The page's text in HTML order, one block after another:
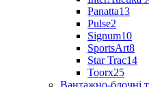
Panatta13
Pulse2
Signum10
SportsArt8
Star Trac14
Toorx25
Вантажно-блочні